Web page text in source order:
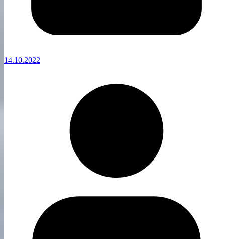
14.10.2022